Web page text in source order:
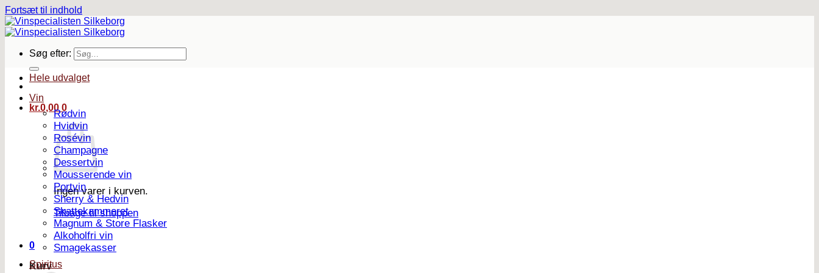
Fortsæt til indhold
Søg efter:
kr.0,00 0
Ingen varer i kurven.
Tilbage til shoppen
0
Kurv
Hele udvalget
Vin
Rødvin
Hvidvin
Rosévin
Champagne
Dessertvin
Mousserende vin
Portvin
Sherry & Hedvin
Skattekammeret
Magnum & Store Flasker
Alkoholfri vin
Smagekasser
Spiritus